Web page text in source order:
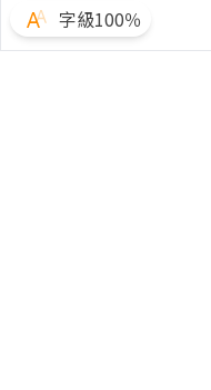
字級100％